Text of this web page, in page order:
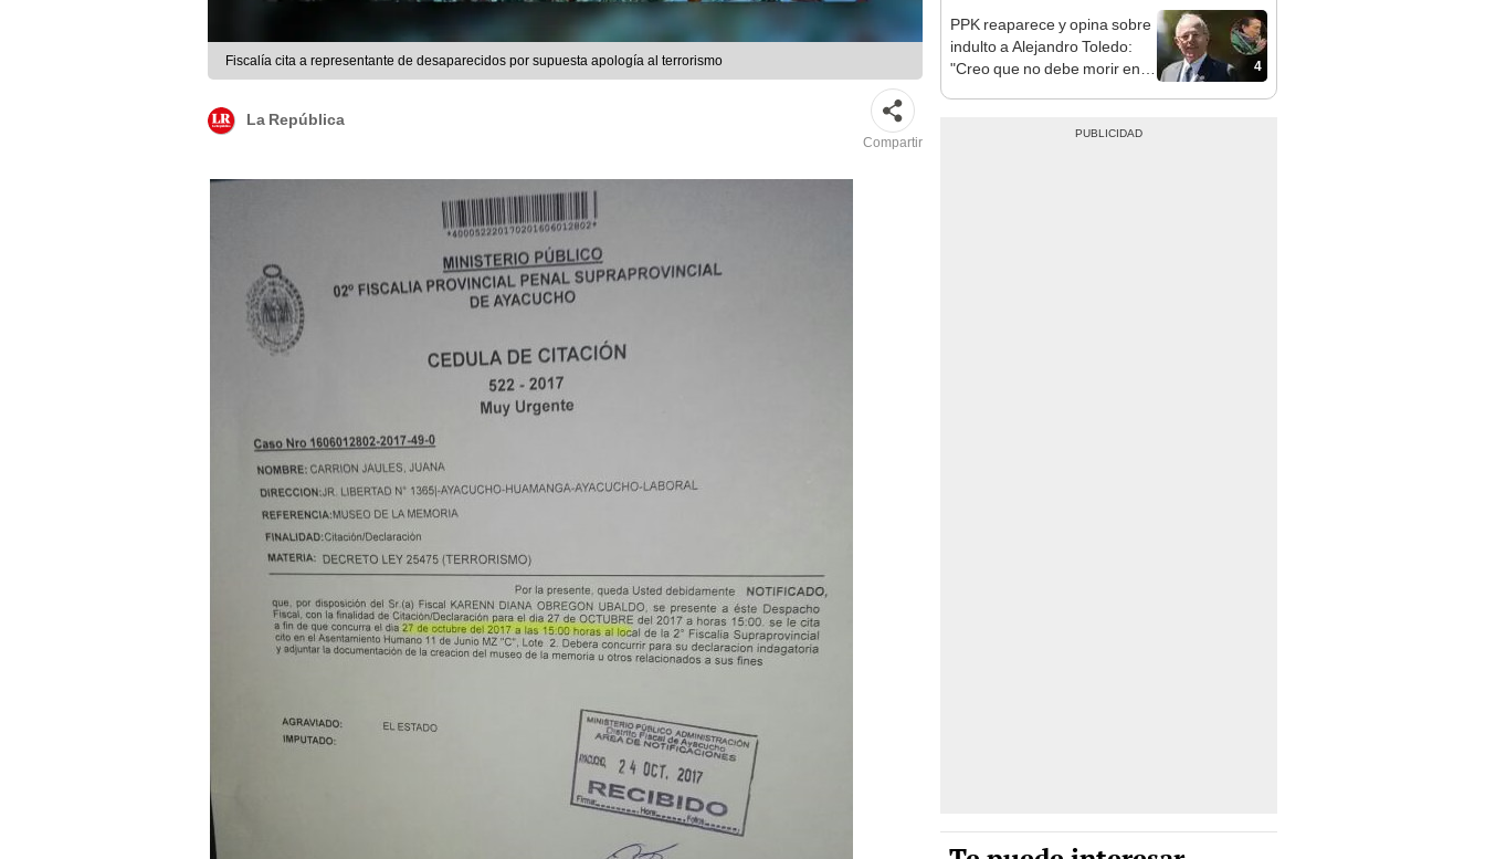
Fiscalía cita a representante de desaparecidos por supuesta apología al terrorismo
La República
Compartir
4
PPK reaparece y opina sobre
indulto a Alejandro Toledo:
"Creo que no debe morir en la